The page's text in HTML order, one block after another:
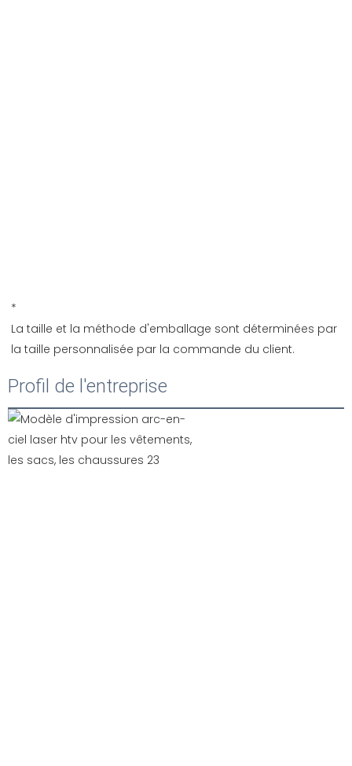
*
La taille et la méthode d'emballage sont déterminées par
Profil de l'entreprise